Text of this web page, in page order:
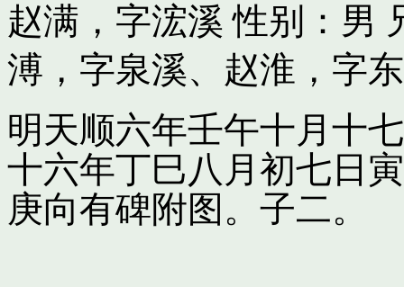
赵满，字浤溪 性别：男
溥，字泉溪、 赵淮，字
明天顺六年壬午十月十
十六年丁巳八月初七日
庚向有碑附图。子二。